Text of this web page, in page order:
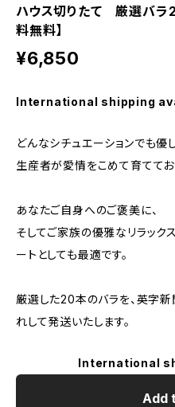
ハウス切りたて 厳選バ
料無料】
¥6,850
International shipping
どんなシチュエーションでも優
生産者が愛情をこめて育ててお
あなたご自身へのご褒美に、
そしてご家族の優雅なリラック
ートとしても最適です。
厳選した20本のバラを、英字新
れして発送いたします。
International
Add